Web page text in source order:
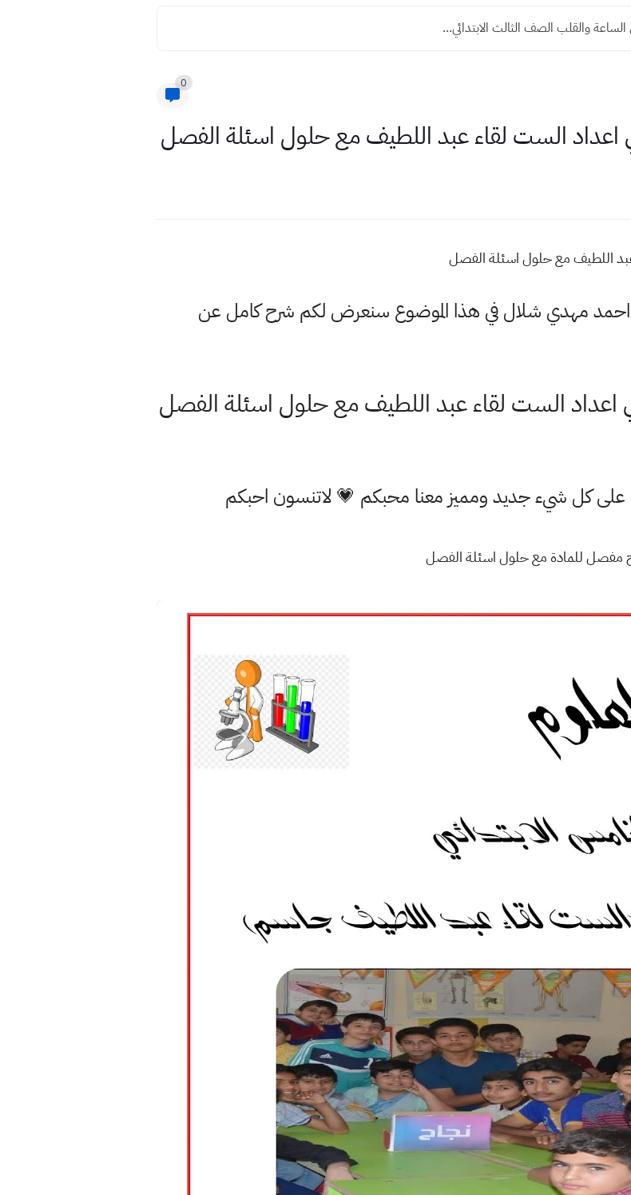
والقلب الصف الثالث الابتدائي...
0
الست لقاء عبد اللطيف مع حلول اسئلة الفصل
اللطيف مع حلول اسئلة الفصل
احمد مهدي شلال في هذا الموضوع سنعرض لكم شرح كامل عن
الست لقاء عبد اللطيف مع حلول اسئلة الفصل
على كل شيء جديد ومميز معنا محبكم 💗 لاتنسون احبكم
مفصل للمادة مع حلول اسئلة الفصل